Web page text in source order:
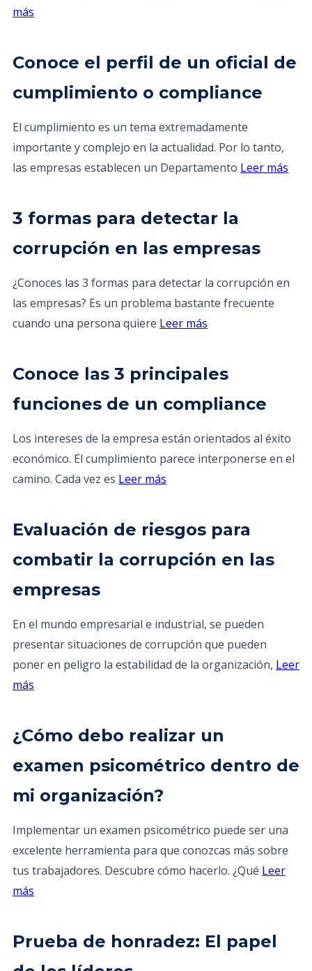
más
Conoce el perfil de un oficial de
cumplimiento o compliance
El cumplimiento es un tema extremadamente
importante y complejo en la actualidad. Por lo tanto,
las empresas establecen un Departamento Leer más
3 formas para detectar la
corrupción en las empresas
¿Conoces las 3 formas para detectar la corrupción en
las empresas? Es un problema bastante frecuente
cuando una persona quiere Leer más
Conoce las 3 principales
funciones de un compliance
Los intereses de la empresa están orientados al éxito
económico. El cumplimiento parece interponerse en el
camino. Cada vez es Leer más
Evaluación de riesgos para
combatir la corrupción en las
empresas
En el mundo empresarial e industrial, se pueden
presentar situaciones de corrupción que pueden
poner en peligro la estabilidad de la organización, Leer
más
¿Cómo debo realizar un
examen psicométrico dentro de
mi organización?
Implementar un examen psicométrico puede ser una
excelente herramienta para que conozcas más sobre
tus trabajadores. Descubre cómo hacerlo. ¿Qué Leer
más
Prueba de honradez: El papel